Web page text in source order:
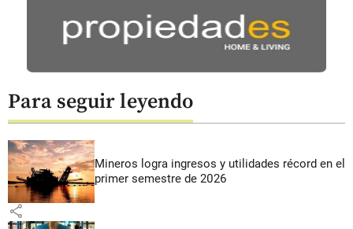
Para seguir leyendo
Mineros logra ingresos y utilidades récord en el
primer semestre de 2026
share